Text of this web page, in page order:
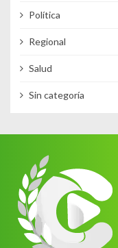
Política
Regional
Salud
Sin categoría